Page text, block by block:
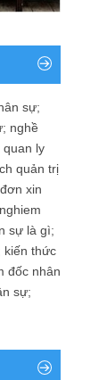
sự;
; nghề
quan ly
quản trị
đơn xin
sự là gì;
kiến thức
đốc nhân
sự;